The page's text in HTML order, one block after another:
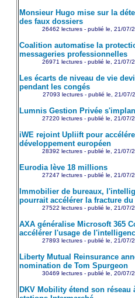
Monsieur Hugo mise sur la
des faux dossiers
26462 lectures - publié le, 21/07/
Coalition automatise la
messageries professionnelles
26971 lectures - publié le, 21/07/
Les écarts de niveau de vie
pendant les congés
27093 lectures - publié le, 21/07/
Lumnis Gestion Privée
27220 lectures - publié le, 21/07/
iWE rejoint Upliift pour
développement européen
28392 lectures - publié le, 21/07/
Eurodia lève 18 millions
27247 lectures - publié le, 21/07/
Immobilier de bureaux,
pourrait accélérer la fracture
27522 lectures - publié le, 21/07/
AXA généralise Microsoft 365
accélérer l'usage de
27893 lectures - publié le, 21/07/
Liberty Mutual Reinsurance
nomination de Tom Spurgeon
30469 lectures - publié le, 20/07/
DKV Mobility étend son réseau